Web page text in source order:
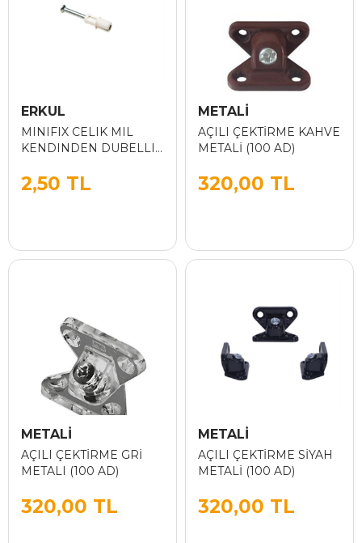
ERKUL
MINIFIX CELIK MIL
KENDINDEN DUBELLI
2,50 TL
METALİ
AÇILI ÇEKTİRME KAHVE
METALİ (100 AD)
320,00 TL
METALİ
AÇILI ÇEKTİRME GRİ
METALI (100 AD)
320,00 TL
METALİ
AÇILI ÇEKTİRME SİYAH
METALİ (100 AD)
320,00 TL